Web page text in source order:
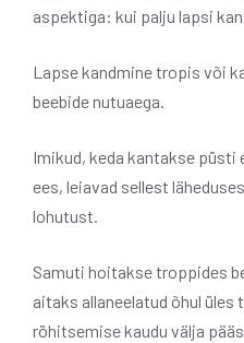
aspektiga: kui palju lapsi
Lapse kandmine tropis või
beebide nutuaega.
Imikud, keda kantakse püsti
ees, leiavad sellest
lohutust.
Samuti hoitakse troppides
aitaks allaneelatud õhul üles
röhitsemise kaudu välja